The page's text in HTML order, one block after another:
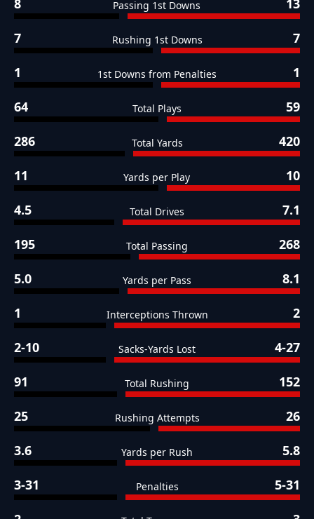
8 Passing 1st Downs 13
7 Rushing 1st Downs 7
1 1st Downs from Penalties 1
64 Total Plays 59
286 Total Yards 420
11 Yards per Play 10
4.5 Total Drives 7.1
195 Total Passing 268
5.0 Yards per Pass 8.1
1 Interceptions Thrown 2
2-10 Sacks-Yards Lost 4-27
91 Total Rushing 152
25 Rushing Attempts 26
3.6 Yards per Rush 5.8
3-31 Penalties 5-31